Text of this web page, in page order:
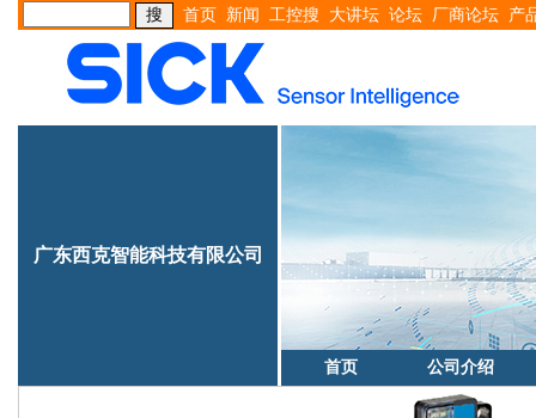
首页 新闻 工控搜 大讲坛 论坛 厂商论坛 产
广东西克智能科技有限公司
首页 公司介绍